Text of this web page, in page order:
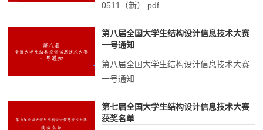
0511（新）.pdf
第八届全国大学生结构设计信息技术大赛
一号通知
第八届全国大学生结构设计信息技术大赛
一号通知
第七届全国大学生结构设计信息技术大赛
获奖名单